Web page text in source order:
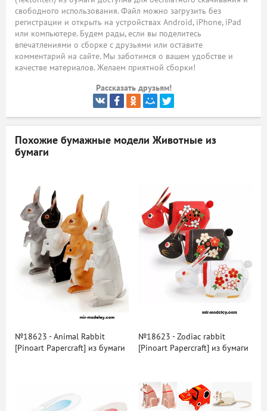
свободного использования. Файл можно загрузить без
регистрации и открыть на устройствах Android, iPhone, iPad
или компьютере. Будем рады, если вы поделитесь
впечатлениями о сборке с друзьями или оставите
комментарий на сайте. Мы заботимся о вашем удобстве и
качестве материалов. Желаем приятной сборки!
Рассказать друзьям!
Похожие бумажные модели Животные из
бумаги
№18623 - Animal Rabbit
[Pinoart Papercraft] из бумаги
№18623 - Zodiac rabbit
[Pinoart Papercraft] из бумаги